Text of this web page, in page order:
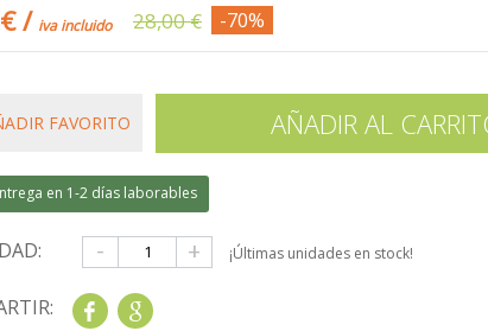
/ iva incluido 28,00 € -70%
FAVORITO AÑADIR AL
en 1-2 días laborables
- + ¡Últimas unidades en stock!
Share